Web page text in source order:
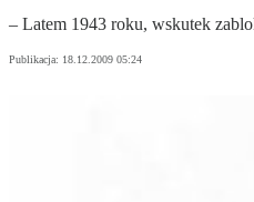
– Latem 1943 roku, wskutek
Publikacja: 18.12.2009 05:24